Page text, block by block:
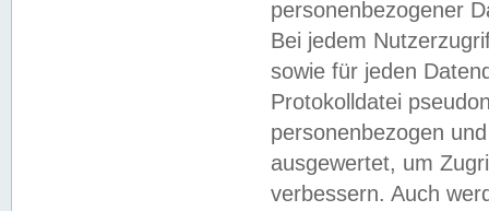
personenbezogener
Bei jedem
sowie für jeden
Protokolldatei
personenbezogen
ausgewertet, um
verbessern. Auch